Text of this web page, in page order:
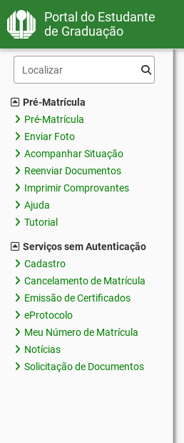
Portal do Estudante
de Graduação
Pré-Matrícula
Pré-Matrícula
Enviar Foto
Acompanhar Situação
Reenviar Documentos
Imprimir Comprovantes
Ajuda
Tutorial
Serviços sem Autenticação
Cadastro
Cancelamento de Matrícula
Emissão de Certificados
eProtocolo
Meu Número de Matrícula
Notícias
Solicitação de Documentos